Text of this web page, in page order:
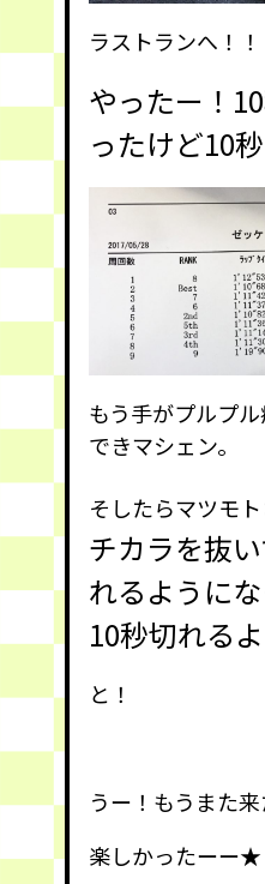
ラストランへ！！
やったー！
ったけど10
もう手がプルプ
できマシェン。
そしたらマツモ
チカラを抜
れるように
10秒切れる
と！
うー！もうまた来
楽しかったーー★